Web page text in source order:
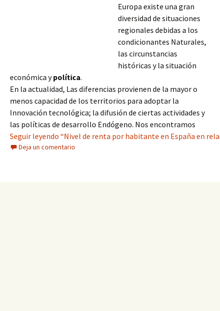
Europa existe una gran
diversidad de situaciones
regionales debidas a los
condicionantes Naturales,
las circunstancias
históricas y la situación
económica ypolítica.
En la actualidad, Las diferencias provienen de la mayor o
menos capacidad de los territorios para adoptar la
Innovación tecnológica; la difusión de ciertas actividades y
las políticas de desarrollo Endógeno. Nos encontramos
Seguir leyendo “Nivel de renta por habitante en España en
Deja un comentario